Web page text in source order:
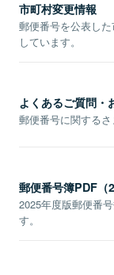
市町村変更情報
郵便番号を公表し
しています。
よくあるご質問・
郵便番号に関するさ
郵便番号簿PDF（
2025年度版郵便番
す。